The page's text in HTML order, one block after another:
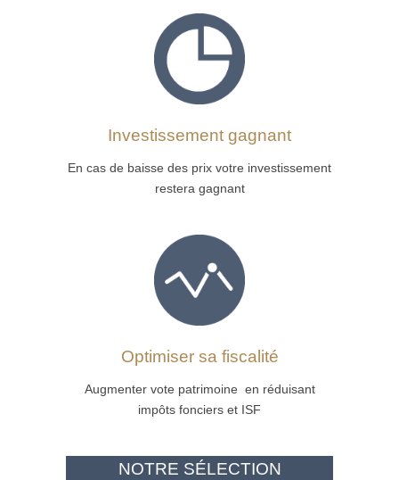
Investissement gagnant
En cas de baisse des prix votre investissement
restera gagnant
Optimiser sa fiscalité
Augmenter vote patrimoine en réduisant
impôts fonciers et ISF
NOTRE SÉLECTION